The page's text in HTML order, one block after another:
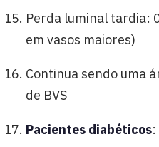
Perda luminal tardia:
em vasos maiores)
Continua sendo uma
de BVS
Pacientes diabéticos: